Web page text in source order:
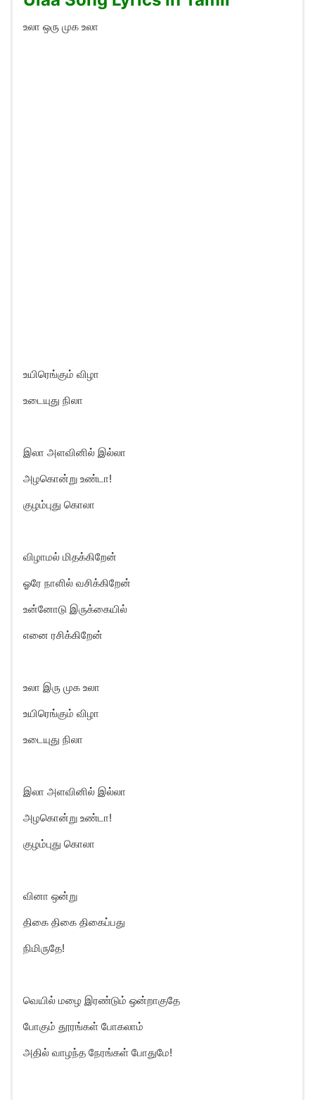
உலா ஒரு முக உலா
உயிரெங்கும் விழா
உடையுது நிலா
இலா அளவினில் இல்லா
அழகொன்று உண்டா!
குழம்புது கொலா
விழாமல் மிதக்கிறேன்
ஓரே நாளில் வசிக்கிறேன்
உன்னோடு இருக்கையில்
எனை ரசிக்கிறேன்
உலா இரு முக உலா
உயிரெங்கும் விழா
உடையுது நிலா
இலா அளவினில் இல்லா
அழகொன்று உண்டா!
குழம்புது கொலா
வினா ஒன்று
திகை திகை திகைப்பது
நிமிருதே!
வெயில் மழை இரண்டும் ஒன்றாகுதே
போகும் தூரங்கள் போகலாம்
அதில் வாழந்த நேரங்கள் போதுமே!